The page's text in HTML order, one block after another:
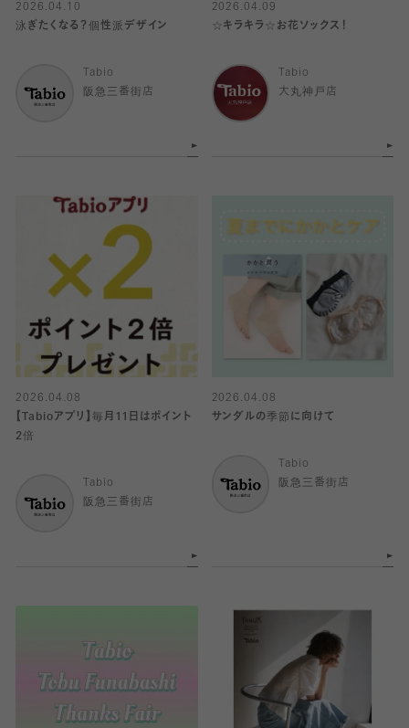
2026.04.10
泳ぎたくなる？個性派デザイン
Tabio
阪急三番街店
2026.04.09
☆キラキラ☆お花ソックス！
Tabio
大丸神戸店
2026.04.08
【Tabioアプリ】毎月11日はポイント
2倍
Tabio
阪急三番街店
2026.04.08
サンダルの季節に向けて
Tabio
阪急三番街店